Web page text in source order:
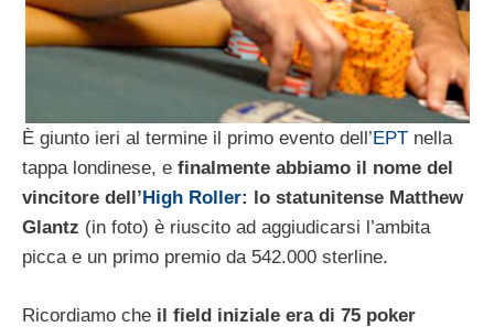
È giunto ieri al termine il primo evento dell’EPT nella
tappa londinese, e finalmente abbiamo il nome del
vincitore dell’High Roller: lo statunitense Matthew
Glantz (in foto) è riuscito ad aggiudicarsi l’ambita
picca e un primo premio da 542.000 sterline.
Ricordiamo che il field iniziale era di 75 poker